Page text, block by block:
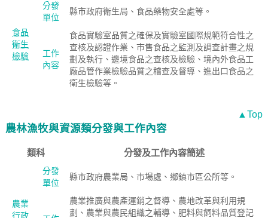
食品
衛生
檢驗
分發
單位
縣市政府衛生局、食品藥物安全處等。
工作
內容
食品實驗室品質之確保及實驗室國際規範符合性之
查核及認證作業、市售食品之監測及調查計畫之規
劃及執行、邊境食品之查核及檢驗、境內外食品工
廠品管作業檢驗品質之稽查及督導、進出口食品之
衛生檢驗等。
▲Top
農林漁牧與資源類分發與工作內容
類科 分發及工作內容簡述
農業
行政
分發
單位
縣市政府農業局、市場處、鄉鎮市區公所等。
農業推廣與農產運銷之督導、農地改革與利用規
劃、農業與農民組織之輔導、肥料與飼料品質登記